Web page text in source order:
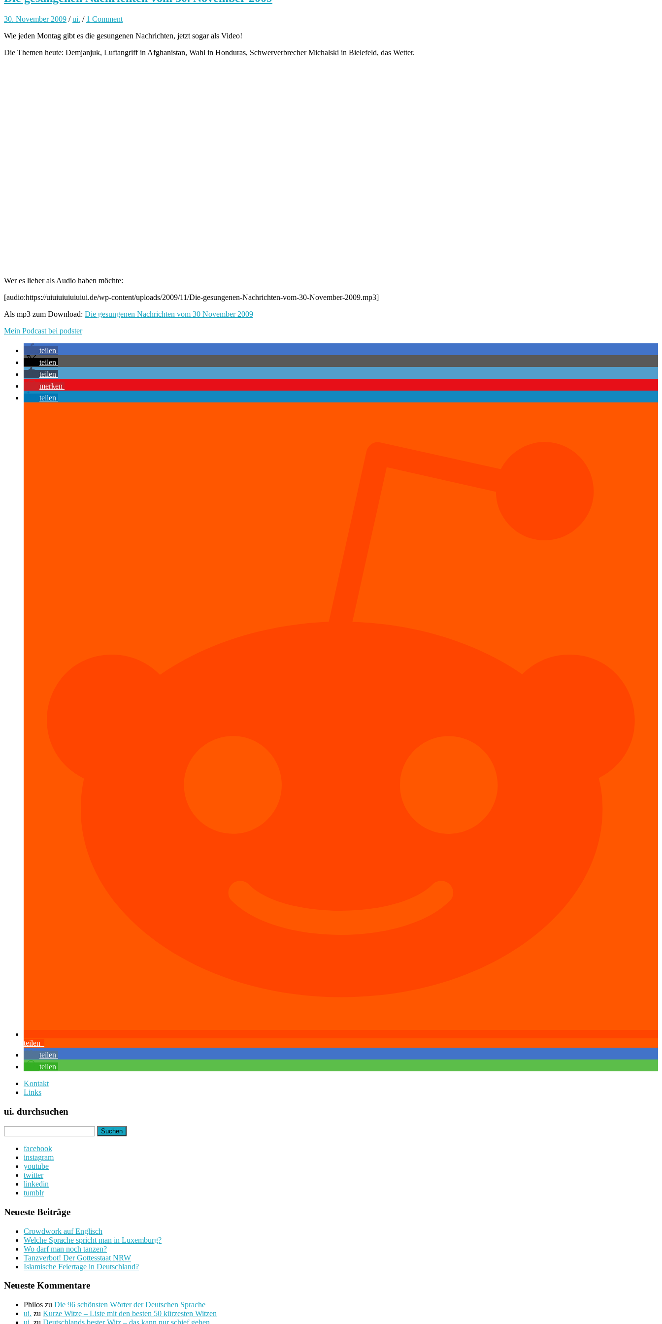
30. November 2009 /ui. / 1 Comment
Wie jeden Montag gibt es die gesungenen Nachrichten, jetzt sogar als Video!
Die Themen heute: Demjanjuk, Luftangriff in Afghanistan, Wahl in Honduras, Schwerverbrecher Michalski in Bielefeld, das Wetter.
Wer es lieber als Audio haben möchte:
[audio:https://uiuiuiuiuiuiui.de/wp-content/uploads/2009/11/Die-gesungenen-Nachrichten-vom-30-November-2009.mp3]
Als mp3 zum Download: Die gesungenen Nachrichten vom 30 November 2009
Mein Podcast bei podster
teilen
teilen
teilen
merken
teilen
teilen
teilen
teilen
Kontakt
Links
ui. durchsuchen
nach:
facebook
instagram
youtube
twitter
linkedin
tumblr
Neueste Beiträge
Crowdwork auf Englisch
Welche Sprache spricht man in Luxemburg?
Wo darf man noch tanzen?
Tanzverbot! Der Gottesstaat NRW
Islamische Feiertage in Deutschland?
Neueste Kommentare
Philos zu Die 96 schönsten Wörter der Deutschen Sprache
ui. zu Kurze Witze – Liste mit den besten 50 kürzesten Witzen
ui. zu Deutschlands bester Witz – das kann nur schief gehen